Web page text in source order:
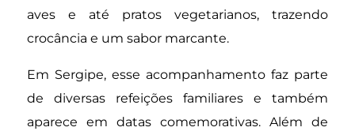
aves e até pratos vegetarianos, trazendo
crocância e um sabor marcante.
Em Sergipe, esse acompanhamento faz parte
de diversas refeições familiares e também
aparece em datas comemorativas. Além de